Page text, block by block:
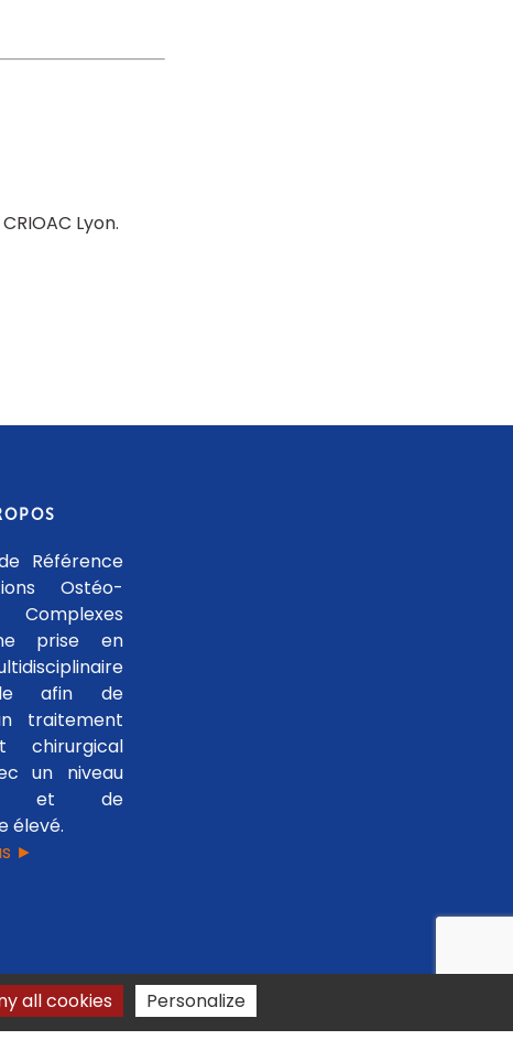
Lyon
Référence
Ostéo-
Complexes
prise en
afin de
traitement
chirurgical
un niveau
et de
élevé.
►
all cookies Personalize